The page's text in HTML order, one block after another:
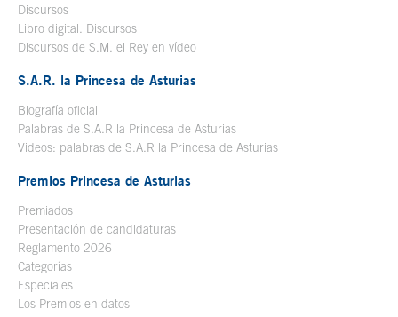
Discursos
Libro digital. Discursos
Discursos de S.M. el Rey en vídeo
S.A.R. la Princesa de Asturias
Biografía oficial
Palabras de S.A.R la Princesa de Asturias
Videos: palabras de S.A.R la Princesa de Asturias
Premios Princesa de Asturias
Premiados
Presentación de candidaturas
Reglamento 2026
Categorías
Especiales
Los Premios en datos